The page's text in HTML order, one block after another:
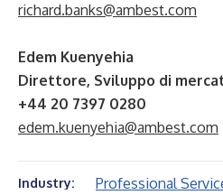
richard.banks@ambest.com
Edem Kuenyehia
Direttore, Sviluppo di
+44 20 7397 0280
edem.kuenyehia@ambest.com
Industry: Professional